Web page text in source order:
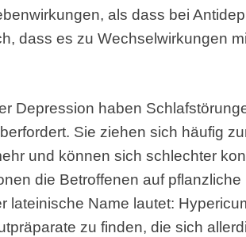
als dass bei
dass es zu Wechselwirkungen
Depression haben
Sie ziehen sich häufig
und können sich schlechter
die Betroffenen auf
lateinische Name lautet:
zu finden, die sich